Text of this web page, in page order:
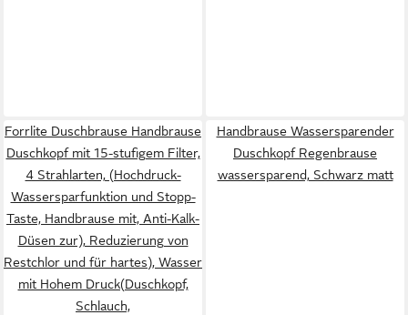
Forrlite Duschbrause Handbrause
Duschkopf mit 15-stufigem Filter,
4 Strahlarten, (Hochdruck-
Wassersparfunktion und Stopp-
Taste, Handbrause mit, Anti-Kalk-
Düsen zur), Reduzierung von
Restchlor und für hartes), Wasser
mit Hohem Druck(Duschkopf,
Schlauch,
Handbrause Wassersparender
Duschkopf Regenbrause
wassersparend, Schwarz matt